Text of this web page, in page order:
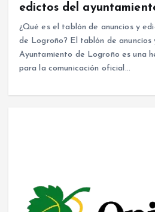
edictos del
¿Qué es el tablón de anuncios y
de Logroño? El tablón de anuncios
Ayuntamiento de Logroño es una
para la comunicación oficial…